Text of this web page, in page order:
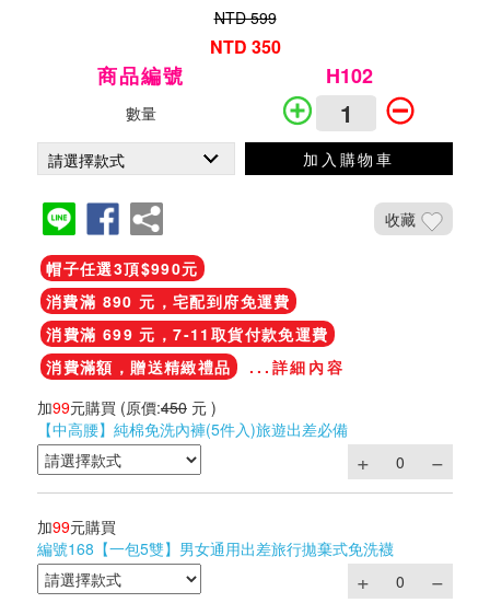
NTD 599
NTD 350
商品編號 H102
數量
加入購物車
收藏
帽子任選3頂$990元
消費滿 890 元，宅配到府免運費
消費滿 699 元，7-11取貨付款免運費
消費滿額，贈送精緻禮品
...詳細內容
加99元購買 (原價:450 元 )
【中高腰】純棉免洗內褲(5件入)旅遊出差必備
加99元購買
編號168【一包5雙】男女通用出差旅行拋棄式免洗襪